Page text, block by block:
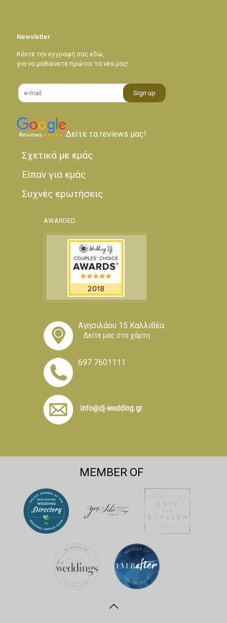
Newsletter
Κάντε την εγγραφή σας εδώ,
για να μαθαίνετε πρώτοι τα νέα μας!
Δείτε τα reviews μας!
Σχετικά με εμάς
Είπαν για εμάς
Συχνές ερωτήσεις
AWARDED
Αγησιλάου 15 Καλλιθέα
Δείτε μας στο χάρτη
697 7601111
MEMBER OF